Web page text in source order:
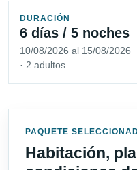
DURACIÓN
6 días / 5 noches
10/08/2026 al 15/08/2026
· 2 adultos
PAQUETE
Habitación,